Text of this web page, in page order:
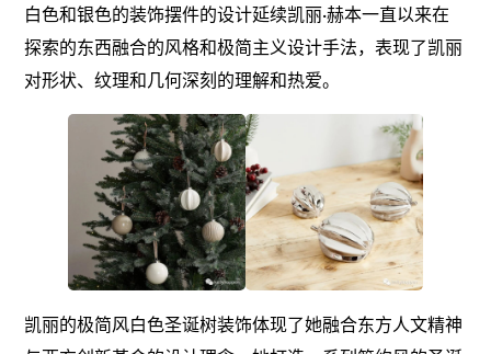
白色和银色的装饰摆件的设计延续凯丽·赫本一直以来在
探索的东西融合的风格和极简主义设计手法，表现了凯丽
对形状、纹理和几何深刻的理解和热爱。
凯丽的极简风白色圣诞树装饰体现了她融合东方人文精神